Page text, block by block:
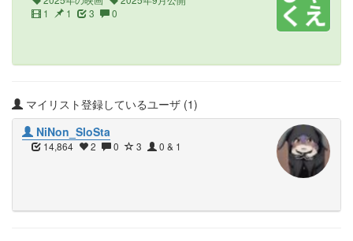
1
1 3 0
マイリスト登録しているユーザ (1)
NiNon_SloSta
14,864 2 0 3 0 & 1